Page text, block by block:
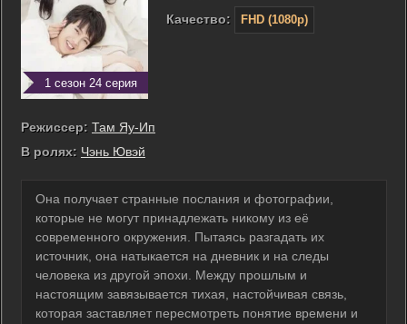
1 сезон 24 серия
Качество:
FHD (1080p)
Режиссер: Там Яу-Ип
В ролях: Чэнь Ювэй
Она получает странные послания и фотографии,
которые не могут принадлежать никому из её
современного окружения. Пытаясь разгадать их
источник, она натыкается на дневник и на следы
человека из другой эпохи. Между прошлым и
настоящим завязывается тихая, настойчивая связь,
которая заставляет пересмотреть понятие времени и